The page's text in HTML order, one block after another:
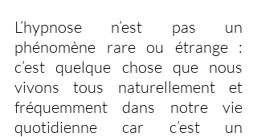
L’hypnose n’est pas un
phénomène rare ou étrange :
c’est quelque chose que nous
vivons tous naturellement et
fréquemment dans notre vie